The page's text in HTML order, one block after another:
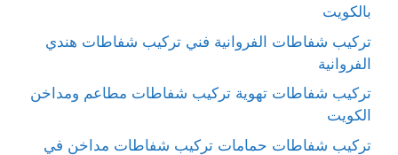
بالكويت
تركيب شفاطات الفروانية فني تركيب شفاطات هندي
الفروانية
تركيب شفاطات تهوية تركيب شفاطات مطاعم ومداخن
الكويت
تركيب شفاطات حمامات تركيب شفاطات مداخن في